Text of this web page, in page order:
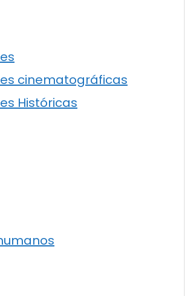
cinematográficas
Históricas